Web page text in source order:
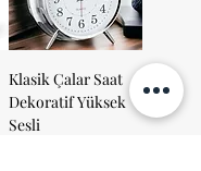
Klasik Çalar Saat
Dekoratif Yüksek
Sesli